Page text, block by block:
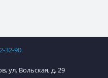
32-90
ул. Вольская, д. 29